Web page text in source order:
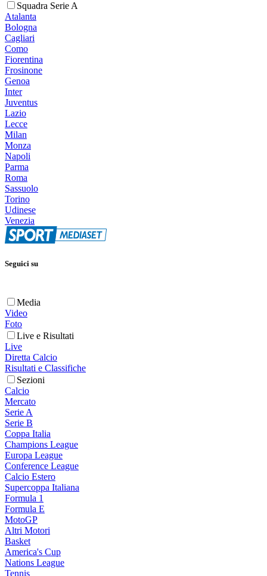
Squadra Serie A
Atalanta
Bologna
Cagliari
Como
Fiorentina
Frosinone
Genoa
Inter
Juventus
Lazio
Lecce
Milan
Monza
Napoli
Parma
Roma
Sassuolo
Torino
Udinese
Venezia
Seguici su
Media
Video
Foto
Live e Risultati
Live
Diretta Calcio
Risultati e Classifiche
Sezioni
Calcio
Mercato
Serie A
Serie B
Coppa Italia
Champions League
Europa League
Conference League
Calcio Estero
Supercoppa Italiana
Formula 1
Formula E
MotoGP
Altri Motori
Basket
America's Cup
Nations League
Tennis